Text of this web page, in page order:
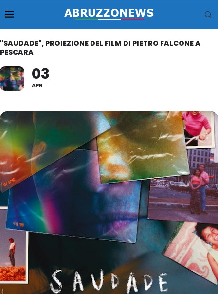
"SAUDADE", PROIEZIONE DEL FILM DI PIETRO FALCONE A
PESCARA
03
APR